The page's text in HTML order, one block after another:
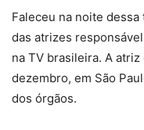
Faleceu na noite
das atrizes
na TV brasileira. A
dezembro, em São
dos órgãos.